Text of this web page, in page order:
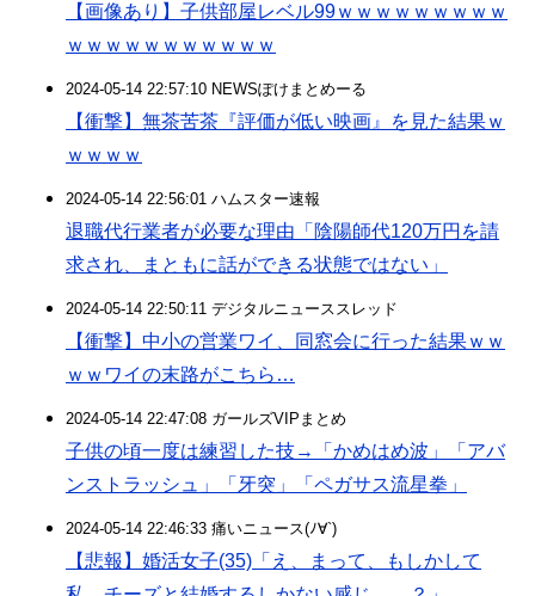
【画像あり】子供部屋レベル99ｗｗｗｗｗｗｗｗｗ
ｗｗｗｗｗｗｗｗｗｗｗ
2024-05-14 22:57:10 NEWSぽけまとめーる
【衝撃】無茶苦茶『評価が低い映画』を見た結果ｗ
ｗｗｗｗ
2024-05-14 22:56:01 ハムスター速報
退職代行業者が必要な理由「陰陽師代120万円を請
求され、まともに話ができる状態ではない」
2024-05-14 22:50:11 デジタルニューススレッド
【衝撃】中小の営業ワイ、同窓会に行った結果ｗｗ
ｗｗワイの末路がこちら…
2024-05-14 22:47:08 ガールズVIPまとめ
子供の頃一度は練習した技→「かめはめ波」「アバ
ンストラッシュ」「牙突」「ペガサス流星拳」
2024-05-14 22:46:33 痛いニュース(ﾉ∀`)
【悲報】婚活女子(35)「え、まって、もしかして